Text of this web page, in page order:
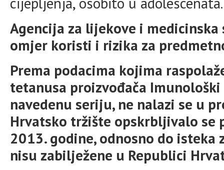
Agencija za lijekove i
omjer koristi i rizika za
Prema podacima kojima
tetanusa proizvođača
navedenu seriju, ne nalazi se u
Hrvatsko tržište opskrbljivalo se
2013. godine, odnosno do isteka
nisu zabilježene u Republici